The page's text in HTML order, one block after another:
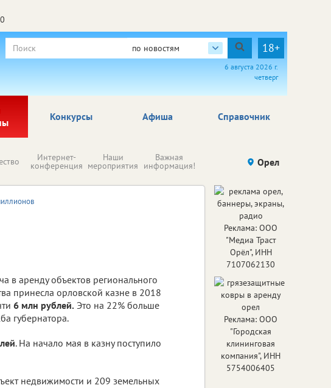
по новостям 18+
6 августа 2026 г.
четверг
Афиша Справочник
Конкурсы
Интернет-
конференция
Наши
мероприятия
Важная
информация! Происшествия Здоровье
Орел
в аренду объектов регионального
принесла орловской казне в 2018
6 млн рублей. Это на 22% больше
губернатора.
. На начало мая в казну поступило
недвижимости и 209 земельных
Реклама: ООО
"Медиа Траст
Орёл", ИНН
7107062130
Реклама: ООО
"Городская
клининговая
компания", ИНН
5754006405